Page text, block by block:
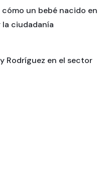
cómo un bebé nacido en
ciudadanía
Rodríguez en el sector